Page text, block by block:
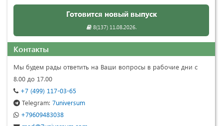
Готовится новый выпуск
8(137) 11.08.2026.
Контакты
Мы будем рады ответить на Ваши вопросы в рабочие дни с
8.00 до 17.00
+7 (499) 117-03-65
Telegram: 7universum
+79609483038